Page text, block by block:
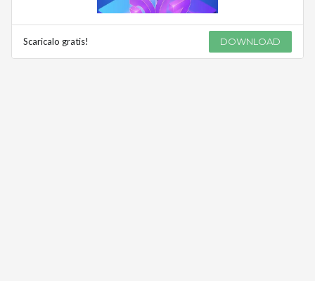
Scaricalo gratis! DOWNLOAD